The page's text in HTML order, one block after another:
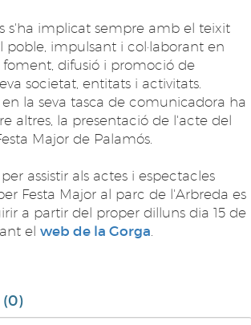
s'ha implicat sempre amb el teixit
poble, impulsant i col·laborant en
foment, difusió i promoció de
societat, entitats i activitats.
la seva tasca de comunicadora ha
altres, la presentació de l'acte del
Major de Palamós.
assistir als actes i espectacles
Festa Major al parc de l'Arbreda es
a partir del proper dilluns dia 15 de
el web de la Gorga